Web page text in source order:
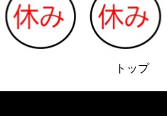
トップ